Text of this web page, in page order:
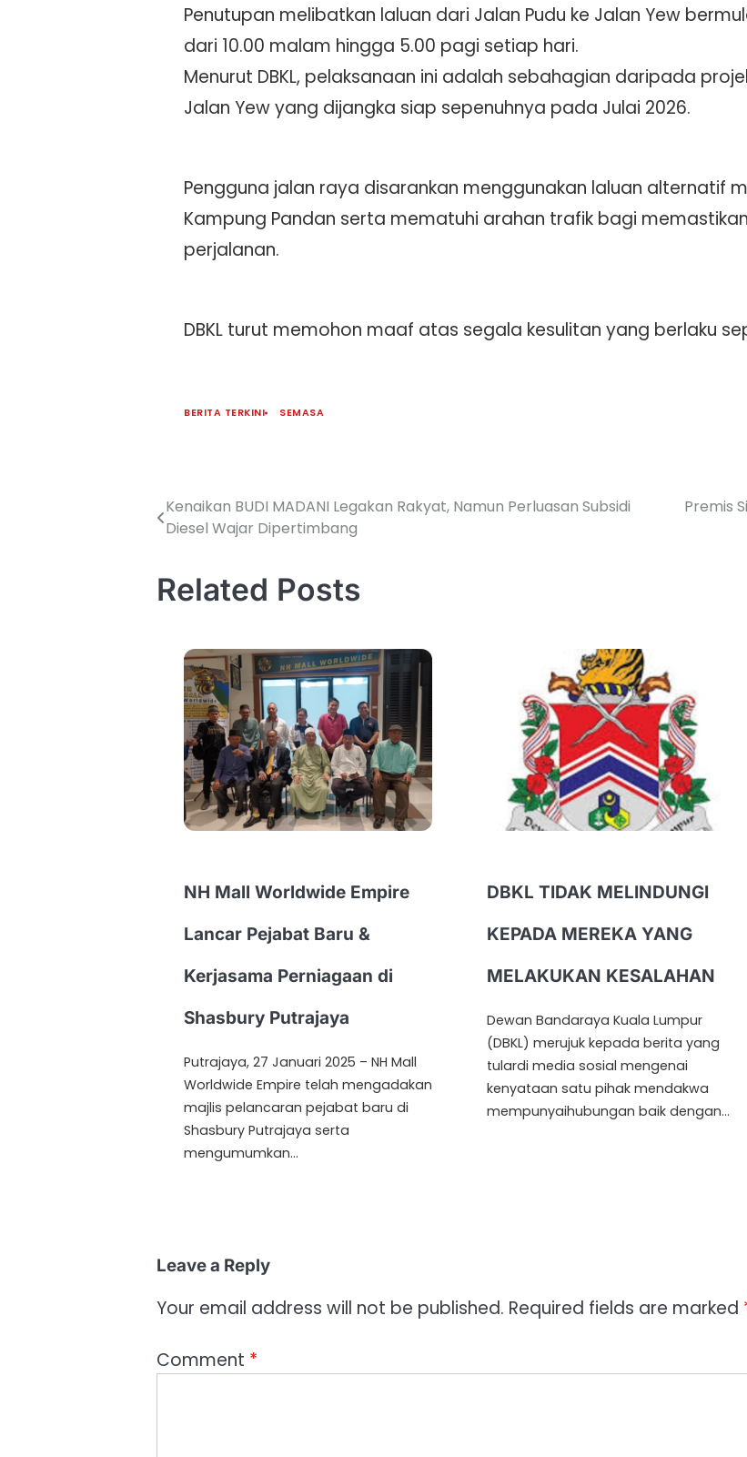
Penutupan melibatkan laluan dari Jalan Pudu ke Jalan Yew
dari 10.00 malam hingga 5.00 pagi setiap hari.
Menurut DBKL, pelaksanaan ini adalah sebahagian daripada
Jalan Yew yang dijangka siap sepenuhnya pada Julai 2026.
Pengguna jalan raya disarankan menggunakan laluan alternatif
Kampung Pandan serta mematuhi arahan trafik bagi
perjalanan.
DBKL turut memohon maaf atas segala kesulitan yang berlaku
BERITA TERKINI SEMASA
Kenaikan BUDI MADANI Legakan Rakyat, Namun Perluasan Subsidi
Diesel Wajar Dipertimbang
Premis
Related Posts
NH Mall Worldwide Empire
Lancar Pejabat Baru &
Kerjasama Perniagaan di
Shasbury Putrajaya
Putrajaya, 27 Januari 2025 – NH Mall
Worldwide Empire telah mengadakan
majlis pelancaran pejabat baru di
Shasbury Putrajaya serta
mengumumkan…
DBKL TIDAK MELINDUNGI
KEPADA MEREKA YANG
MELAKUKAN KESALAHAN
Dewan Bandaraya Kuala Lumpur
(DBKL) merujuk kepada berita yang
tulardi media sosial mengenai
kenyataan satu pihak mendakwa
mempunyaihubungan baik dengan…
Leave a Reply
Your email address will not be published. Required fields are marked
Comment *